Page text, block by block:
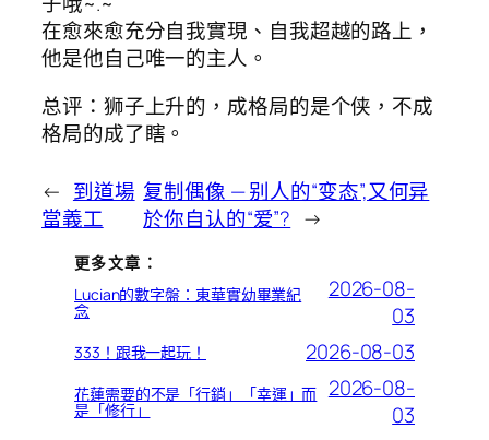
在愈來愈充分自我實現、自我超越的路上，
他是他自己唯一的主人。
总评：狮子上升的，成格局的是个侠，不成
格局的成了瞎。
← 到道場
當義工
复制偶像 — 别人的“变态”,又何异
於你自认的“爱”? →
更多文章：
Lucian的數字盤：東華實幼畢業紀
念
2026-08-
03
333！跟我一起玩！ 2026-08-03
花蓮需要的不是「行銷」「幸運」而
是「修行」
2026-08-
03